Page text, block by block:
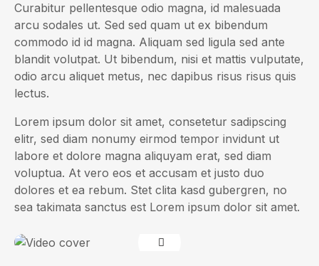
Curabitur pellentesque odio magna, id malesuada
arcu sodales ut. Sed sed quam ut ex bibendum
commodo id id magna. Aliquam sed ligula sed ante
blandit volutpat. Ut bibendum, nisi et mattis vulputate,
odio arcu aliquet metus, nec dapibus risus risus quis
lectus.
Lorem ipsum dolor sit amet, consetetur sadipscing
elitr, sed diam nonumy eirmod tempor invidunt ut
labore et dolore magna aliquyam erat, sed diam
voluptua. At vero eos et accusam et justo duo
dolores et ea rebum. Stet clita kasd gubergren, no
sea takimata sanctus est Lorem ipsum dolor sit amet.